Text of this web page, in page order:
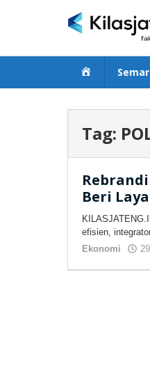
Beranda
Tag:
Beri
efisien,
Ekonomi